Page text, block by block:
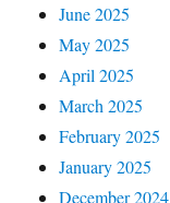
June 2025
May 2025
April 2025
March 2025
February 2025
January 2025
December 2024